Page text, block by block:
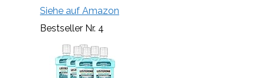
Siehe auf Amazon
Bestseller Nr. 4